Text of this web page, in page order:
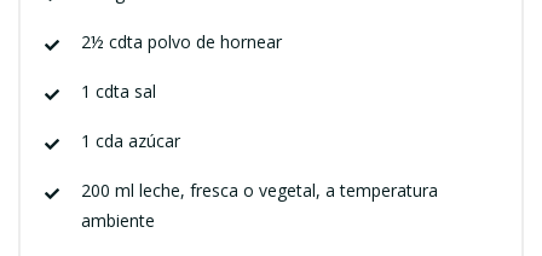
2½ cdta polvo de hornear
1 cdta sal
1 cda azúcar
200 ml leche, fresca o vegetal, a temperatura
ambiente